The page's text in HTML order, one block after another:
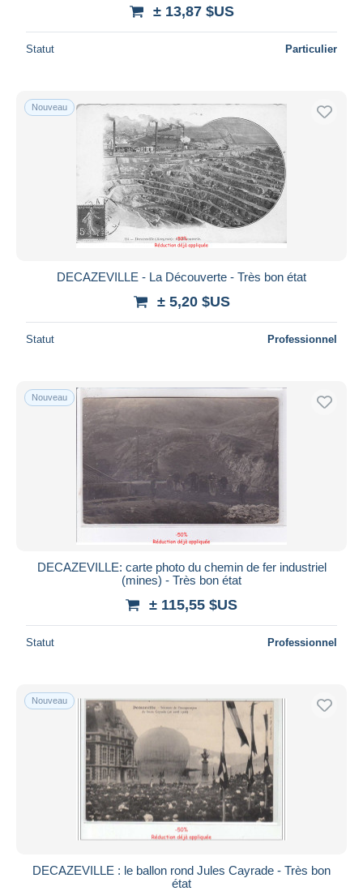
± 13,87 $US
Statut Particulier
Nouveau
DECAZEVILLE - La Découverte - Très bon état
± 5,20 $US
Statut Professionnel
Nouveau
DECAZEVILLE: carte photo du chemin de fer industriel
(mines) - Très bon état
± 115,55 $US
Statut Professionnel
Nouveau
DECAZEVILLE : le ballon rond Jules Cayrade - Très bon
état